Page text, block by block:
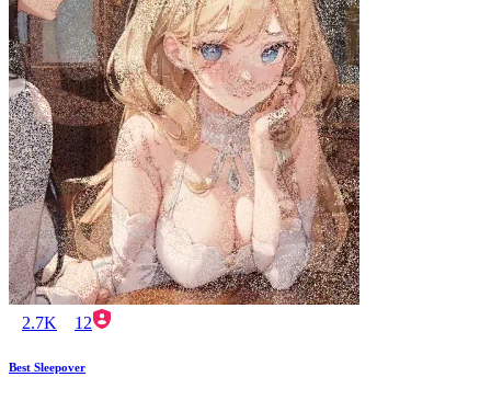
2.7K 12
Best Sleepover